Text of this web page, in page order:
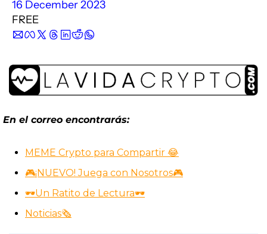
16 December 2023
FREE
En el correo encontrarás:
MEME Crypto para Compartir 😂
🎮¡NUEVO! Juega con Nosotros🎮
🕶️Un Ratito de Lectura🕶️
Noticias🗞️